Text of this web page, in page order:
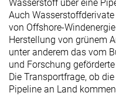
Wasserstoff über eine
Auch
von Offshore-
Herstellung von grünem
unter anderem das vom
und Forschung
Die Transportfrage, ob
Pipeline an Land